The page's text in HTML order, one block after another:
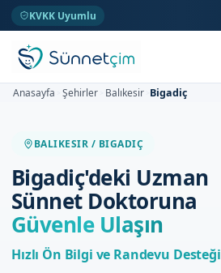
KVKK Uyumlu
Anasayfa Şehirler Balıkesir Bigadiç
BALIKESIR / BIGADIÇ
Bigadiç'deki Uzman
Sünnet Doktoruna
Güvenle Ulaşın
Hızlı Ön Bilgi ve Randevu Desteği